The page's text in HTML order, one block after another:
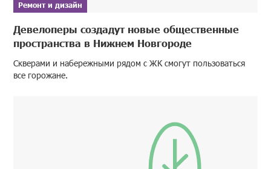
Ремонт и дизайн
Девелоперы создадут новые общественные
пространства в Нижнем Новгороде
Скверами и набережными рядом с ЖК смогут пользоваться
все горожане.